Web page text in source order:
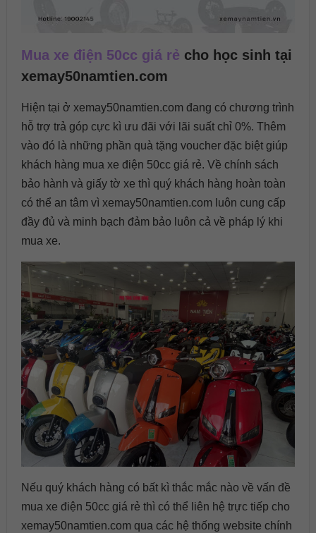
Mua xe điện 50cc giá rẻ cho học sinh tại
xemay50namtien.com
Hiện tại ở xemay50namtien.com đang có chương trình
hỗ trợ trả góp cực kì ưu đãi với lãi suất chỉ 0%. Thêm
vào đó là những phần quà tặng voucher đặc biệt giúp
khách hàng mua xe điện 50cc giá rẻ. Về chính sách
bảo hành và giấy tờ xe thì quý khách hàng hoàn toàn
có thể an tâm vì xemay50namtien.com luôn cung cấp
đầy đủ và minh bạch đảm bảo luôn cả về pháp lý khi
mua xe.
Nếu quý khách hàng có bất kì thắc mắc nào về vấn đề
mua xe điện 50cc giá rẻ thì có thể liên hệ trực tiếp cho
xemay50namtien.com qua các hệ thống website chính